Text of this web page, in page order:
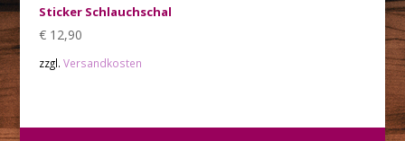
Sticker Schlauchschal
€12,90
zzgl. Versandkosten